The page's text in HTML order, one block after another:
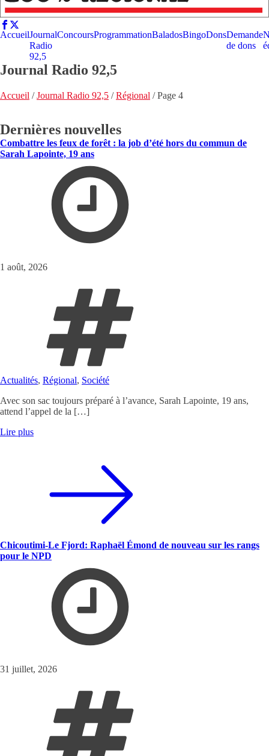
AccueilJournal
Radio
92,5
ConcoursProgrammationBaladosBingoDonsDemande
de dons
Journal Radio 92,5
Accueil /Journal Radio 92,5 /Régional /Page 4
Dernières nouvelles
Combattre les feux de forêt : la job d’été hors du commun de
Sarah Lapointe, 19 ans
1 août, 2026
Actualités, Régional, Société
Avec son sac toujours préparé à l’avance, Sarah Lapointe, 19 ans,
attend l’appel de la […]
Lire plus
Chicoutimi-Le Fjord: Raphaël Émond de nouveau sur les rangs
pour le NPD
31 juillet, 2026